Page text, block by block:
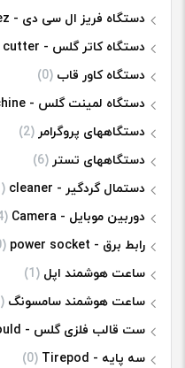
دستگاه فریز ال سی دی - freez
دستگاه کاتر گلس - glass cutter
دستگاه کاور قاب (0)
دستگاه لمینت گلس - laminate machine
دستگاههای پروگرامر (2)
دستگاههای تستر (6)
دستمال گردگیر - cleaner
(1)
دوربین موبایل - Camera
(14)
رابط برق - power socket
(0)
ساعت هوشمند اپل (1)
ساعت هوشمند سامسونگ (0)
ست قالب فلزی گلس - mould
سه پایه - Tirepod
(0)